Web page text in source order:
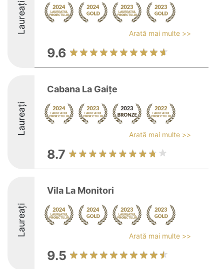
Laureați Arată mai multe >>
9.6
Laureați
Cabana La Gaițe
Arată mai multe >>
8.7
Laureați
Vila La Monitori
Arată mai multe >>
9.5